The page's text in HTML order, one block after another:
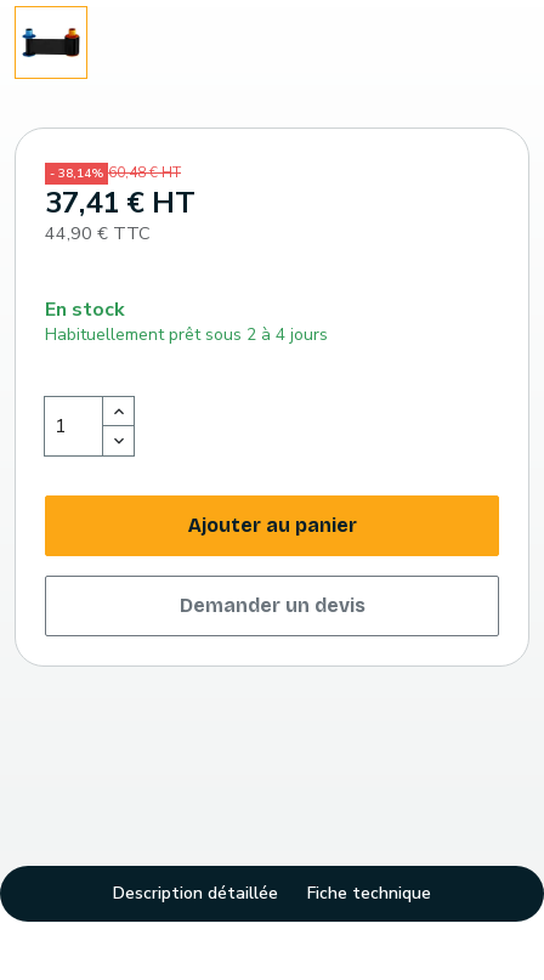
- 38,14% 60,48 € HT
37,41 € HT
44,90 € TTC
En stock
Habituellement prêt sous 2 à 4 jours
Ajouter au panier
Demander un devis
Description détaillée Fiche technique